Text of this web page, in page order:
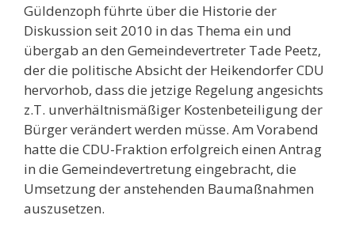
Güldenzoph führte über die Historie der
Diskussion seit 2010 in das Thema ein und
übergab an den Gemeindevertreter Tade Peetz,
der die politische Absicht der Heikendorfer CDU
hervorhob, dass die jetzige Regelung angesichts
z.T. unverhältnismäßiger Kostenbeteiligung der
Bürger verändert werden müsse. Am Vorabend
hatte die CDU-Fraktion erfolgreich einen Antrag
in die Gemeindevertretung eingebracht, die
Umsetzung der anstehenden Baumaßnahmen
auszusetzen.